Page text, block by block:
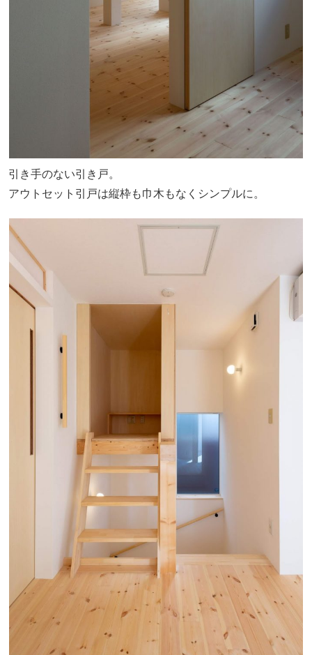
引き手のない引き戸。
アウトセット引戸は縦枠も巾木もなくシンプルに。